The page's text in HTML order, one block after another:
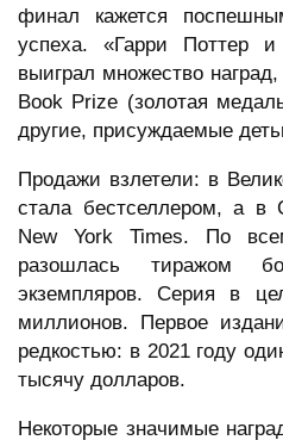
финал кажется
успеха. «Гарри Поттер
выиграл множество
Book Prize (золотая
другие, присуждаемые
Продажи взлетели: в
стала бестселлером, а в
New York Times. По
разошлась тиражом
экземпляров. Серия в
миллионов. Первое
редкостью: в 2021 году
тысячу долларов.
Некоторые значимые